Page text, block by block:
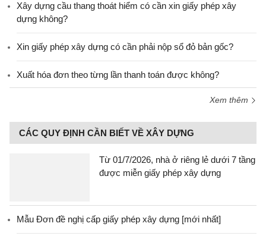
Xây dựng cầu thang thoát hiểm có cần xin giấy phép xây
dựng không?
Xin giấy phép xây dựng có cần phải nộp sổ đỏ bản gốc?
Xuất hóa đơn theo từng lần thanh toán được không?
Xem thêm
CÁC QUY ĐỊNH CẦN BIẾT VỀ XÂY DỰNG
Từ 01/7/2026, nhà ở riêng lẻ dưới 7 tầng
được miễn giấy phép xây dựng
Mẫu Đơn đề nghị cấp giấy phép xây dựng [mới nhất]